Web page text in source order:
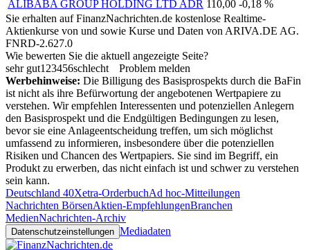
ALIBABA GROUP HOLDING LTD ADR 110,00 -0,18 %
Sie erhalten auf FinanzNachrichten.de kostenlose Realtime-
Aktienkurse von und sowie Kurse und Daten von ARIVA.DE AG.
FNRD-2.627.0
Wie bewerten Sie die aktuell angezeigte Seite?
sehr gut1 23456schlecht
Problem melden
Werbehinweise: Die Billigung des Basisprospekts durch die BaFin
ist nicht als ihre Befürwortung der angebotenen Wertpapiere zu
verstehen. Wir empfehlen Interessenten und potenziellen Anlegern
den Basisprospekt und die Endgültigen Bedingungen zu lesen,
bevor sie eine Anlageentscheidung treffen, um sich möglichst
umfassend zu informieren, insbesondere über die potenziellen
Risiken und Chancen des Wertpapiers. Sie sind im Begriff, ein
Produkt zu erwerben, das nicht einfach ist und schwer zu verstehen
sein kann.
Deutschland 40Xetra-OrderbuchAd hoc-Mitteilungen
Nachrichten BörsenAktien-EmpfehlungenBranchen
MedienNachrichten-Archiv
Datenschutzeinstellungen Mediadaten